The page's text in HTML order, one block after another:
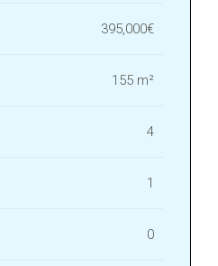
395,000€
155 m²
4
1
0